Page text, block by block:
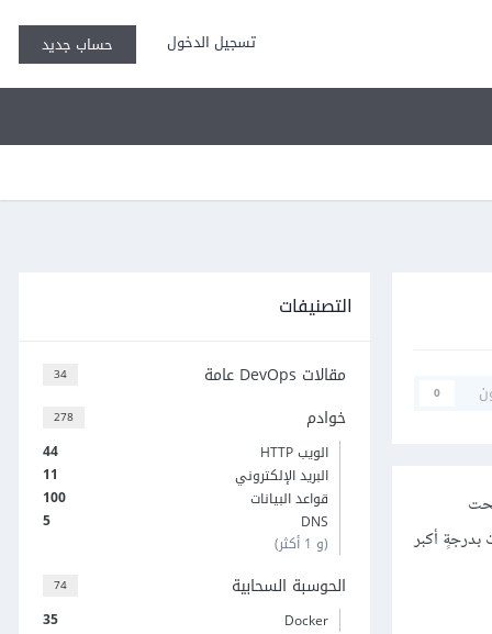
تسجيل الدخول حساب جديد
0
بدرجةٍ أكبر
التصنيفات
34 مقالات DevOps عامة
278 خوادم
44
الويب HTTP
11
البريد الإلكتروني
100
قواعد البيانات
5
DNS
(و 1 أكثر)
74 الحوسبة السحابية
35 Docker